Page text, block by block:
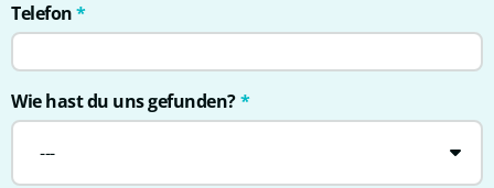
Telefon*
Wie hast du uns gefunden?*
---